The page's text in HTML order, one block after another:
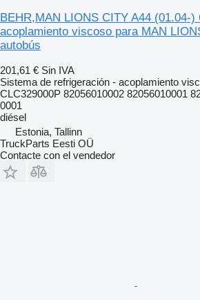
BEHR,MAN LIONS CITY A44 (01.04-)
acoplamiento viscoso para MAN
autobús
201,61 € Sin IVA
Sistema de refrigeración - acoplamiento
CLC329000P 82056010002 82056010001
0001
diésel
Estonia, Tallinn
TruckParts Eesti OÜ
Contacte con el vendedor